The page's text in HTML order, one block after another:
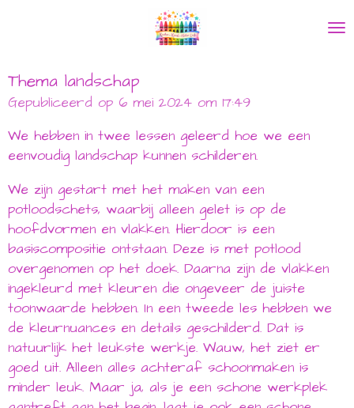
de
hoofdinhoud
Thema landschap
Gepubliceerd op 6 mei 2024 om 17:49
We hebben in twee lessen geleerd hoe we een
eenvoudig landschap kunnen schilderen.
We zijn gestart met het maken van een
potloodschets, waarbij alleen gelet is op de
hoofdvormen en vlakken. Hierdoor is een
basiscompositie ontstaan. Deze is met potlood
overgenomen op het doek. Daarna zijn de vlakken
ingekleurd met kleuren die ongeveer de juiste
toonwaarde hebben. In een tweede les hebben we
de kleurnuances en details geschilderd. Dat is
natuurlijk het leukste werkje. Wauw, het ziet er
goed uit. Alleen alles achteraf schoonmaken is
minder leuk. Maar ja, als je een schone werkplek